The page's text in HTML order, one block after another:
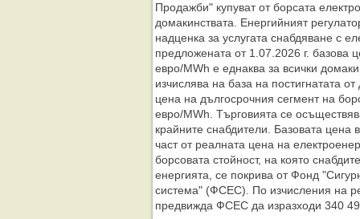
Продажби" купуват от борсата
домакинствата. Енергийният
надценка за услугата снабдяване с
предложената от 1.07.2026 г. базова
евро/MWh е еднаква за всички
изчислява на база на постигнатата
цена на дългосрочния сегмент на
евро/MWh. Търговията се
крайните снабдители. Базовата
част от реалната цена на
борсовата стойност, на която
енергията, се покрива от Фонд
система" (ФСЕС). По изчисления на
предвижда ФСЕС да изразходи 340